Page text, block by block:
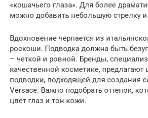
«кошачьего глаза». Для более
можно добавить небольшую стрелку
Вдохновение черпается из
роскоши. Подводка должна быть
– четкой и ровной. Бренды,
качественной косметике,
подводки, подходящей для создания
Versace. Важно подобрать оттенок,
цвет глаз и тон кожи.